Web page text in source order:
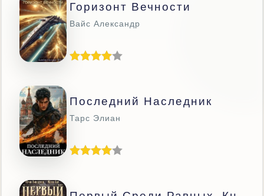
Горизонт Вечности
Вайс Александр
Последний Наследник
Тарс Элиан